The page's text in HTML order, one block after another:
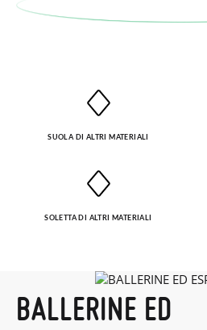
SUOLA DI ALTRI MATERIALI
SOLETTA DI ALTRI MATERIALI
BALLERINE ED